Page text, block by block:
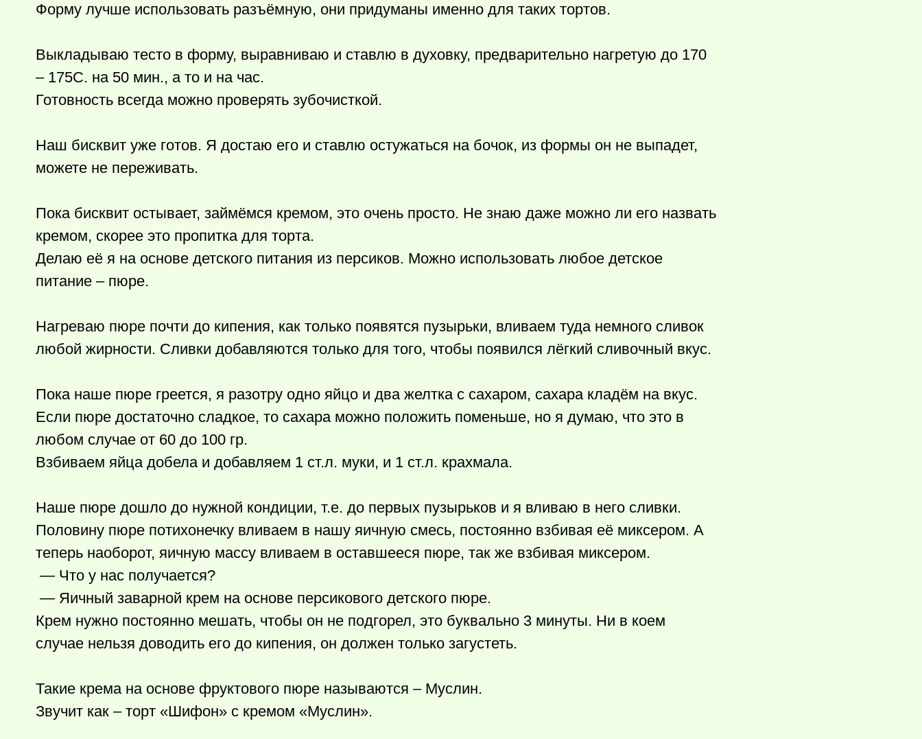
Форму лучше использовать разъёмную, они придуманы именно для таких тортов.
Выкладываю тесто в форму, выравниваю и ставлю в духовку, предварительно нагретую до 170
– 175С. на 50 мин., а то и на час.
Готовность всегда можно проверять зубочисткой.
Наш бисквит уже готов. Я достаю его и ставлю остужаться на бочок, из формы он не выпадет,
можете не переживать.
Пока бисквит остывает, займёмся кремом, это очень просто. Не знаю даже можно ли его назвать
кремом, скорее это пропитка для торта.
Делаю её я на основе детского питания из персиков. Можно использовать любое детское
питание – пюре.
Нагреваю пюре почти до кипения, как только появятся пузырьки, вливаем туда немного сливок
любой жирности. Сливки добавляются только для того, чтобы появился лёгкий сливочный вкус.
Пока наше пюре греется, я разотру одно яйцо и два желтка с сахаром, сахара кладём на вкус.
Если пюре достаточно сладкое, то сахара можно положить поменьше, но я думаю, что это в
любом случае от 60 до 100 гр.
Взбиваем яйца добела и добавляем 1 ст.л. муки, и 1 ст.л. крахмала.
Наше пюре дошло до нужной кондиции, т.е. до первых пузырьков и я вливаю в него сливки.
Половину пюре потихонечку вливаем в нашу яичную смесь, постоянно взбивая её миксером. А
теперь наоборот, яичную массу вливаем в оставшееся пюре, так же взбивая миксером.
— Что у нас получается?
— Яичный заварной крем на основе персикового детского пюре.
Крем нужно постоянно мешать, чтобы он не подгорел, это буквально 3 минуты. Ни в коем
случае нельзя доводить его до кипения, он должен только загустеть.
Такие крема на основе фруктового пюре называются – Муслин.
Звучит как – торт «Шифон» с кремом «Муслин».